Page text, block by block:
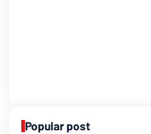
Popular post